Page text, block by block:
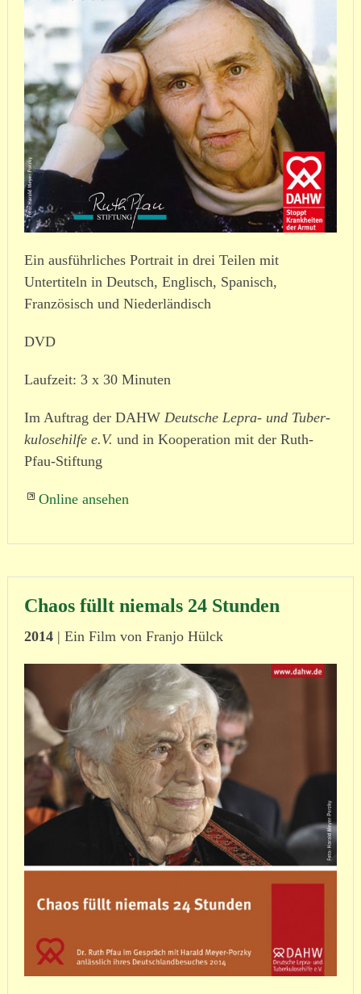
Ein ausführliches Portrait in drei Teilen mit
Untertiteln in Deutsch, Englisch, Spanisch,
Französisch und Niederländisch
DVD
Laufzeit: 3 x 30 Minuten
Im Auftrag der DAHW Deutsche Lepra- und Tuber­
ku­lo­se­hilfe e.V. und in Kooperation mit der Ruth-
Pfau-Stiftung
Online ansehen
Chaos füllt niemals 24 Stunden
2014| Ein Film von Franjo Hülck